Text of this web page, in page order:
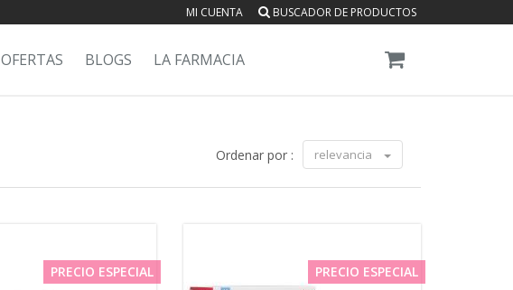
MI CUENTA BUSCADOR DE PRODUCTOS
OFERTAS BLOGS LA FARMACIA
Ordenar por : relevancia
PRECIO ESPECIAL PRECIO ESPECIAL